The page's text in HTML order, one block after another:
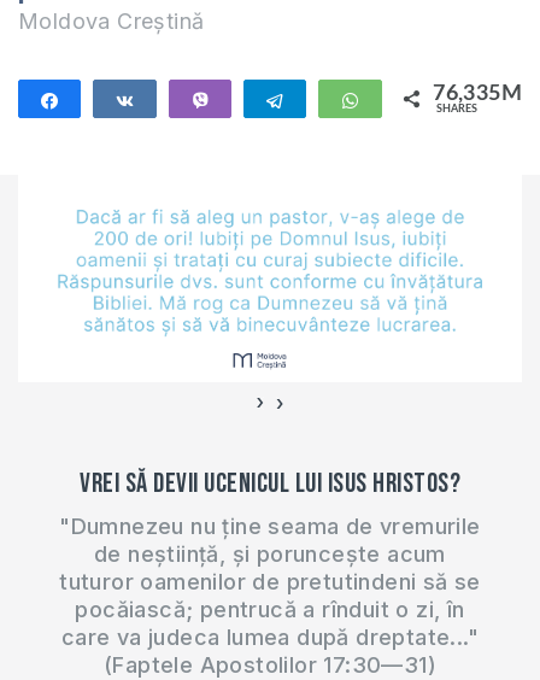
Moldova Creștină
Share Share Telegram WhatsApp76,335M
SHARES
‹ ›
Vrei să devii ucenicul lui Isus Hristos?
"Dumnezeu nu ține seama de vremurile
de neștiință, și poruncește acum
tuturor oamenilor de pretutindeni să se
pocăiască; pentrucă a rînduit o zi, în
care va judeca lumea după dreptate..."
(Faptele Apostolilor 17:30—31)